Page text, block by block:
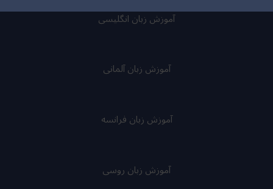
آموزش زبان انگلیسی
آموزش زبان آلمانی
آموزش زبان فرانسه
آموزش زبان روسی